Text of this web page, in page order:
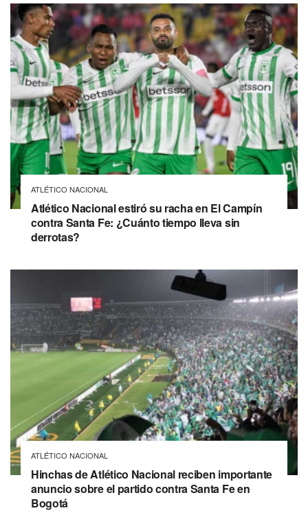
ATLÉTICO NACIONAL
Atlético Nacional estiró su racha en El Campín
contra Santa Fe: ¿Cuánto tiempo lleva sin
derrotas?
ATLÉTICO NACIONAL
Hinchas de Atlético Nacional reciben importante
anuncio sobre el partido contra Santa Fe en
Bogotá